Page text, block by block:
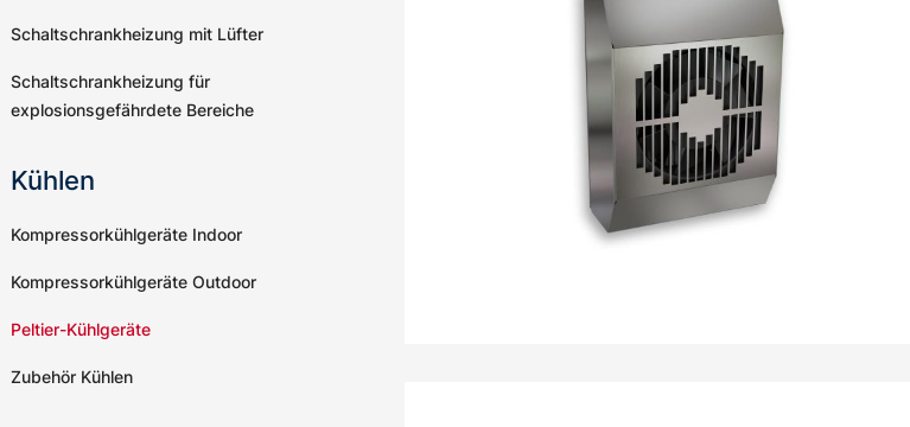
Schaltschrankheizung mit Lüfter
Schaltschrankheizung für
explosionsgefährdete Bereiche
Kühlen
Kompressorkühlgeräte Indoor
Kompressorkühlgeräte Outdoor
Peltier-Kühlgeräte
Zubehör Kühlen